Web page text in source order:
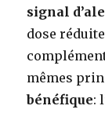
signal
dose
mêmes
bénéfique: